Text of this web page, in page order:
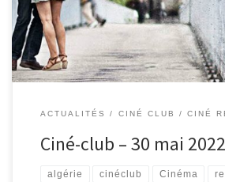
ACTUALITÉS CINÉ CLUB / CINÉ
Ciné-club – 30 mai 2022
algérie cinéclub Cinéma